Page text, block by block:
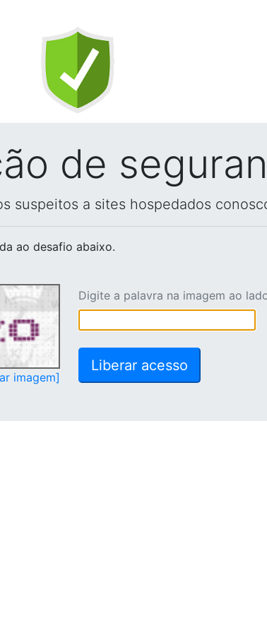
de
suspeitos a sites hospedados
ao desafio abaixo.
imagem]
Digite a palavra na imagem ao